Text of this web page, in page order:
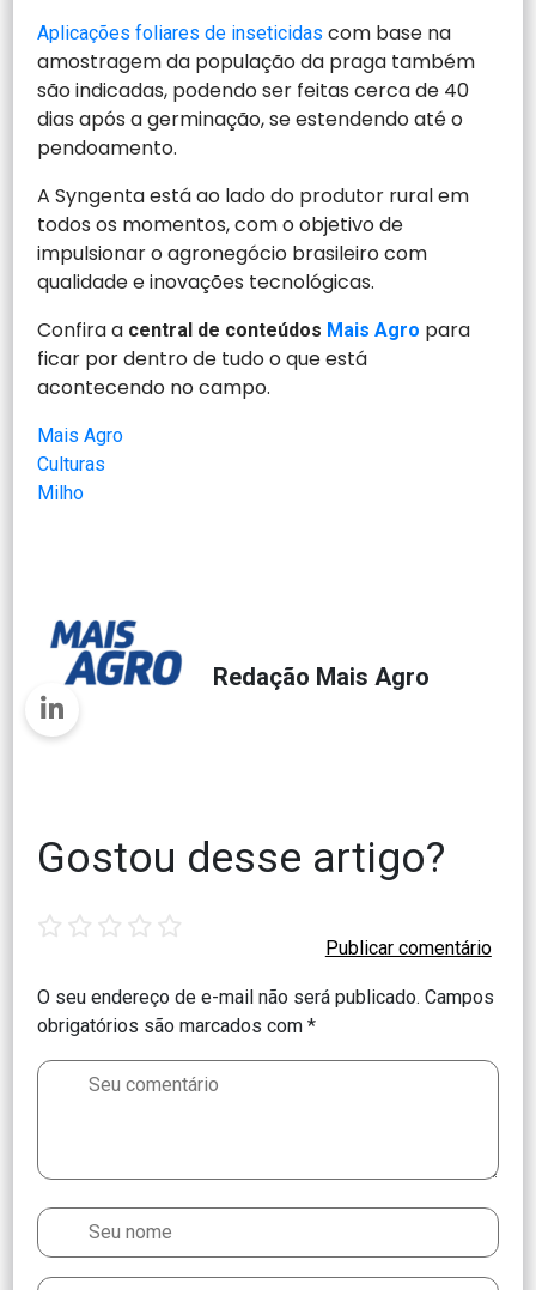
Aplicações foliares de inseticidas com base na
amostragem da população da praga também
são indicadas, podendo ser feitas cerca de 40
dias após a germinação, se estendendo até o
pendoamento.
A Syngenta está ao lado do produtor rural em
todos os momentos, com o objetivo de
impulsionar o agronegócio brasileiro com
qualidade e inovações tecnológicas.
Confira a central de conteúdos Mais Agro para
ficar por dentro de tudo o que está
acontecendo no campo.
Mais Agro
Culturas
Milho
Redação Mais Agro
Gostou desse artigo?
O seu endereço de e-mail não será publicado. Campos
obrigatórios são marcados com*
star stars stars stars stars